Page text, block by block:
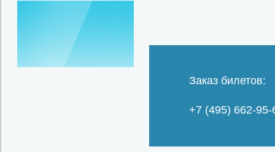
Заказ билетов:
+7 (495) 662-95-